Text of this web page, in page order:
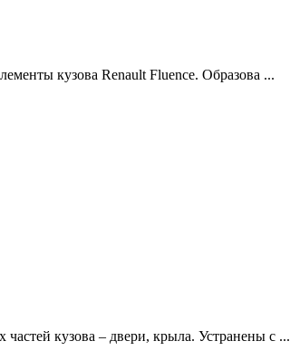
кузова Renault Fluence. Образова ...
кузова – двери, крыла. Устранены с ...